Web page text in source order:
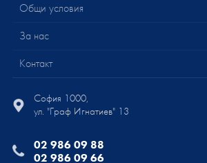
Общи условия
За нас
Контакт
София 1000,
ул. "Граф Игнатиев" 13
02 986 09 88
02 986 09 66